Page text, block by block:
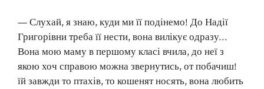
— Слухай, я знаю, куди ми її подінемо! До Надії
Григорівни треба її нести, вона вилікує одразу…
Вона мою маму в першому класі вчила, до неї з
якою хоч справою можна звернутись, от побачиш!
їй завжди то птахів, то кошенят носять, вона любить